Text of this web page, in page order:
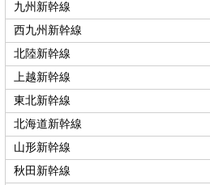
九州新幹線
西九州新幹線
北陸新幹線
上越新幹線
東北新幹線
北海道新幹線
山形新幹線
秋田新幹線